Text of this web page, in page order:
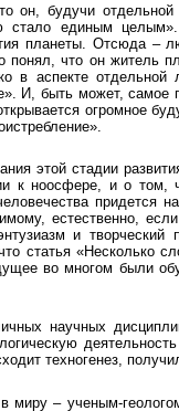
он, будучи
стало единым
планеты. Отсюда –
понял, что он житель
в аспекте отдельной
И, быть может, самое
огромное
этой стадии
к ноосфере, и о том,
придется
естественно,
и творческий
статья «Несколько
во многом были
научных
техногенез,
– ученым-